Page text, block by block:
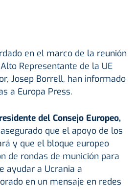
en el marco de la reunión
Representante de la UE
Josep Borrell, han informado
a Europa Press.
del Consejo Europeo,
que el apoyo de los
y que el bloque europeo
de rondas de munición para
ayudar a Ucrania a
en un mensaje en redes